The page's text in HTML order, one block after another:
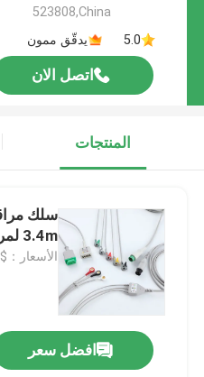
523808,China
5.0
يدقّق ممون
اتصل الان
المنتجات
3.4m لمراقبة المرضى الرئيسية
الأسعار：$16.00 - $25.00/pieces
افضل سعر